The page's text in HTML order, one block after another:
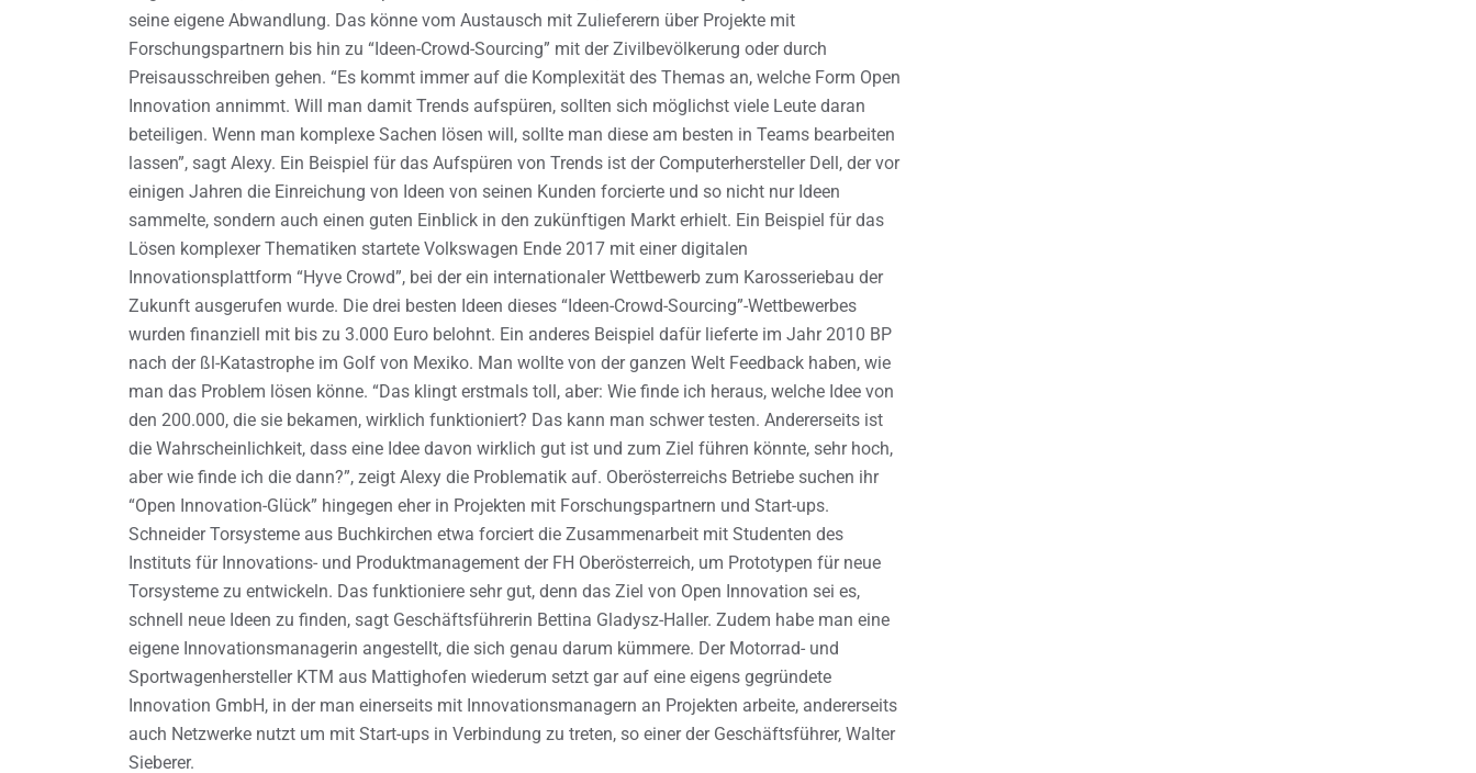
seine eigene Abwandlung. Das könne vom Austausch mit Zulieferern über Projekte mit
Forschungspartnern bis hin zu “Ideen-Crowd-Sourcing” mit der Zivilbevölkerung oder durch
Preisausschreiben gehen. “Es kommt immer auf die Komplexität des Themas an, welche Form Open
Innovation annimmt. Will man damit Trends aufspüren, sollten sich möglichst viele Leute daran
beteiligen. Wenn man komplexe Sachen lösen will, sollte man diese am besten in Teams bearbeiten
lassen”, sagt Alexy. Ein Beispiel für das Aufspüren von Trends ist der Computerhersteller Dell, der vor
einigen Jahren die Einreichung von Ideen von seinen Kunden forcierte und so nicht nur Ideen
sammelte, sondern auch einen guten Einblick in den zukünftigen Markt erhielt. Ein Beispiel für das
Lösen komplexer Thematiken startete Volkswagen Ende 2017 mit einer digitalen
Innovationsplattform “Hyve Crowd”, bei der ein internationaler Wettbewerb zum Karosseriebau der
Zukunft ausgerufen wurde. Die drei besten Ideen dieses “Ideen-Crowd-Sourcing”-Wettbewerbes
wurden finanziell mit bis zu 3.000 Euro belohnt. Ein anderes Beispiel dafür lieferte im Jahr 2010 BP
nach der ßl-Katastrophe im Golf von Mexiko. Man wollte von der ganzen Welt Feedback haben, wie
man das Problem lösen könne. “Das klingt erstmals toll, aber: Wie finde ich heraus, welche Idee von
den 200.000, die sie bekamen, wirklich funktioniert? Das kann man schwer testen. Andererseits ist
die Wahrscheinlichkeit, dass eine Idee davon wirklich gut ist und zum Ziel führen könnte, sehr hoch,
aber wie finde ich die dann?”, zeigt Alexy die Problematik auf. Oberösterreichs Betriebe suchen ihr
“Open Innovation-Glück” hingegen eher in Projekten mit Forschungspartnern und Start-ups.
Schneider Torsysteme aus Buchkirchen etwa forciert die Zusammenarbeit mit Studenten des
Instituts für Innovations- und Produktmanagement der FH Oberösterreich, um Prototypen für neue
Torsysteme zu entwickeln. Das funktioniere sehr gut, denn das Ziel von Open Innovation sei es,
schnell neue Ideen zu finden, sagt Geschäftsführerin Bettina Gladysz-Haller. Zudem habe man eine
eigene Innovationsmanagerin angestellt, die sich genau darum kümmere. Der Motorrad- und
Sportwagenhersteller KTM aus Mattighofen wiederum setzt gar auf eine eigens gegründete
Innovation GmbH, in der man einerseits mit Innovationsmanagern an Projekten arbeite, andererseits
auch Netzwerke nutzt um mit Start-ups in Verbindung zu treten, so einer der Geschäftsführer, Walter
Sieberer.